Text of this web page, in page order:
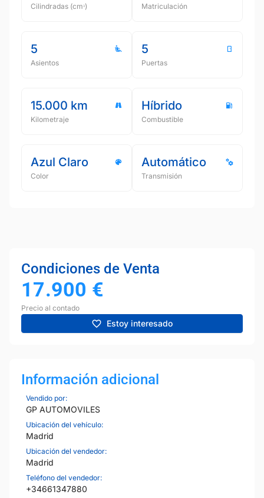
Cilindradas (cmᵌ) Matriculación
5
Asientos
5
Puertas
15.000 km
Kilometraje
Híbrido
Combustible
Azul Claro
Color
Automático
Transmisión
Condiciones de Venta
17.900 €
Precio al contado
Estoy interesado
Información adicional
Vendido por:
GP AUTOMOVILES
Ubicación del vehículo:
Madrid
Ubicación del vendedor:
Madrid
Teléfono del vendedor:
+34661347880